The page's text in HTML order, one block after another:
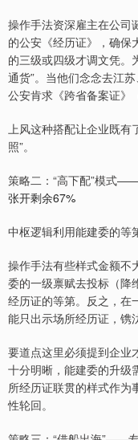
操作手法资深雇主在公司
的公安《经历证》，确保
的三级或四级才调文凭。
通货”。当他们念念去江
公安肯求《跨省备案证》
上风这种搭配让企业既有
照”。
策略二：“高下配”模式
张开剩余67%
中枢逻辑利用能建委的等
操作手法有些样式金额不
委的一级禀赋去投标（降
经历证的等第。反之，在
能只出示场所经历证，镌
要道点这里必须提到企业
十分明晰，能建委的升级
所经历证联贯的样式作为
性轮回。